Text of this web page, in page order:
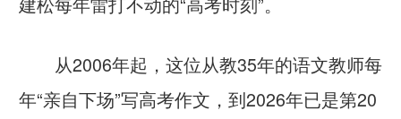
从2006年起，这位从教35年的语文教师每
年“亲自下场”写高考作文，到2026年已是第20